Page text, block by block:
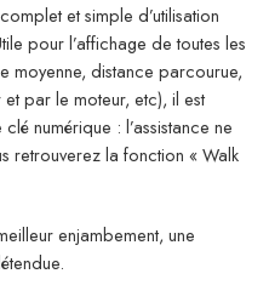
et simple d’utilisation
pour l’affichage de toutes les
moyenne, distance parcourue,
par le moteur, etc), il est
numérique : l’assistance ne
retrouverez la fonction « Walk
enjambement, une